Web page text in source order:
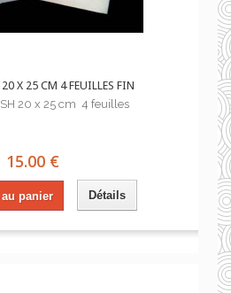
20 X 25 CM 4 FEUILLES FIN
20 x 25 cm 4 feuilles
15.00 €
panier Détails